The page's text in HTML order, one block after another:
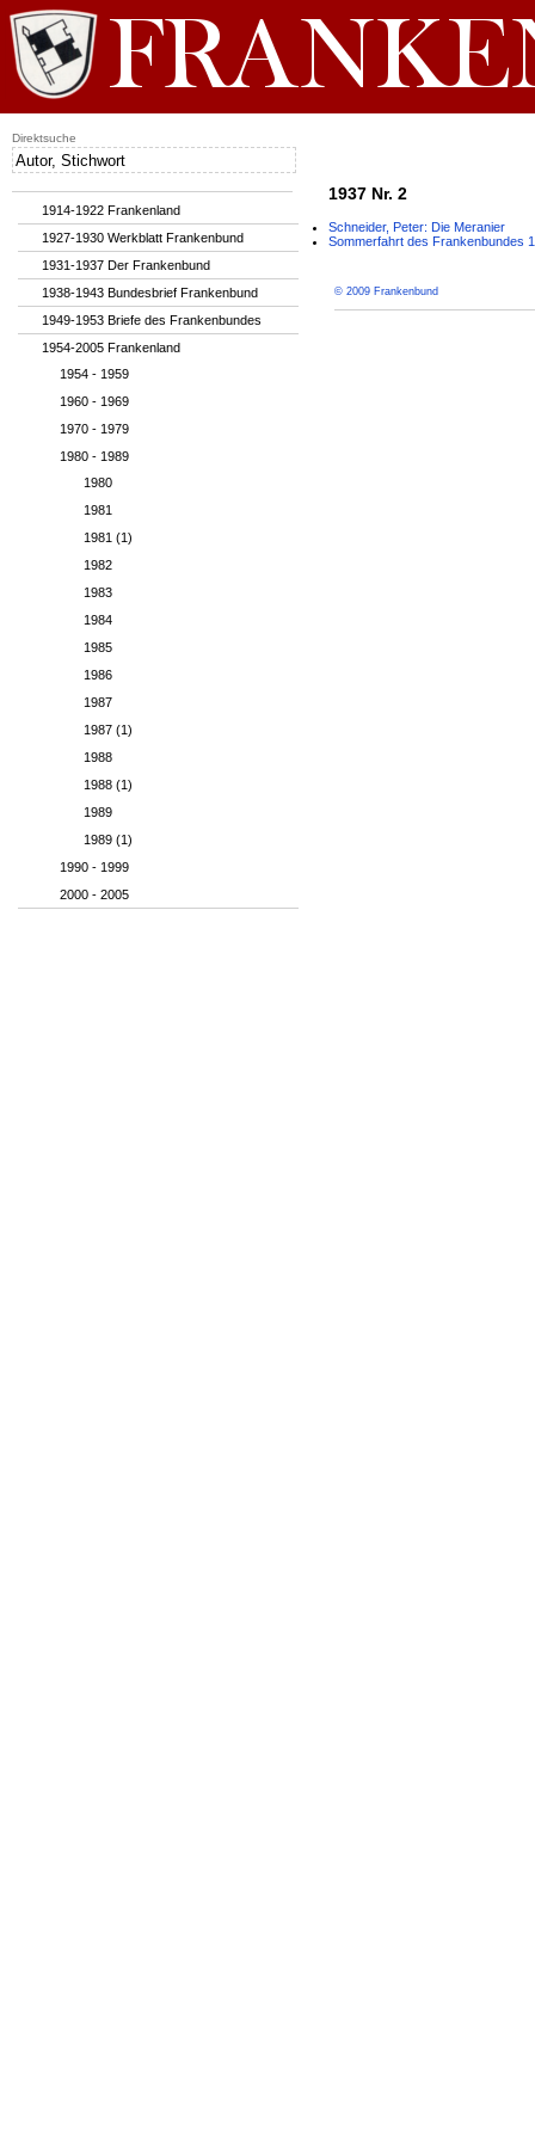
1937 Nr. 2
Schneider, Peter: Die Meranier
Sommerfahrt des Frankenbundes
© 2009 Frankenbund
1914-1922 Frankenland
1927-1930 Werkblatt Frankenbund
1931-1937 Der Frankenbund
1938-1943 Bundesbrief Frankenbund
1949-1953 Briefe des Frankenbundes
1954-2005 Frankenland
1954 - 1959
1960 - 1969
1970 - 1979
1980 - 1989
1980
1981
1981 (1)
1982
1983
1984
1985
1986
1987
1987 (1)
1988
1988 (1)
1989
1989 (1)
1990 - 1999
2000 - 2005
Direktsuche